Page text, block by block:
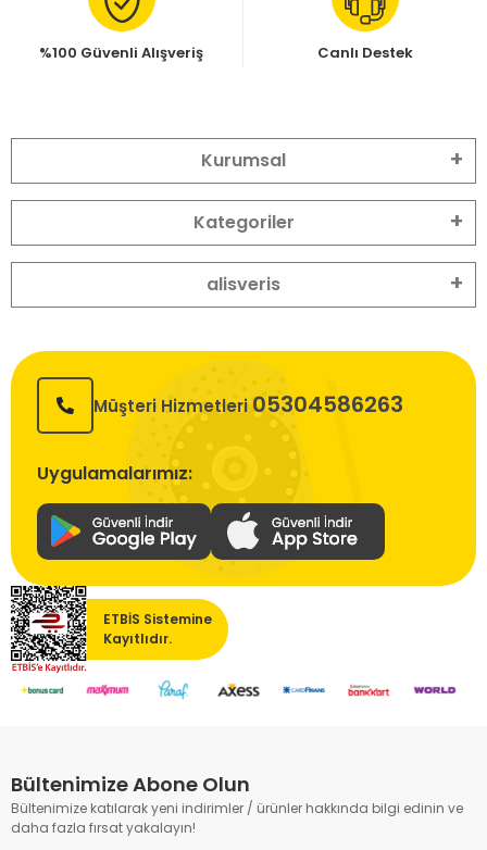
%100 Güvenli Alışveriş Canlı Destek
Kurumsal
Kategoriler
alisveris
Müşteri Hizmetleri 05304586263
Uygulamalarımız:
ETBİS Sistemine
Kayıtlıdır.
Bültenimize Abone Olun
Bültenimize katılarak yeni indirimler / ürünler hakkında bilgi edinin ve
daha fazla fırsat yakalayın!